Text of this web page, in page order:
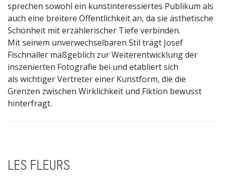
sprechen sowohl ein kunstinteressiertes Publikum als
auch eine breitere Öffentlichkeit an, da sie ästhetische
Schönheit mit erzählerischer Tiefe verbinden.
Mit seinem unverwechselbaren Stil trägt Josef
Fischnaller maßgeblich zur Weiterentwicklung der
inszenierten Fotografie bei und etabliert sich
als wichtiger Vertreter einer Kunstform, die die
Grenzen zwischen Wirklichkeit und Fiktion bewusst
hinterfragt.
LES FLEURS